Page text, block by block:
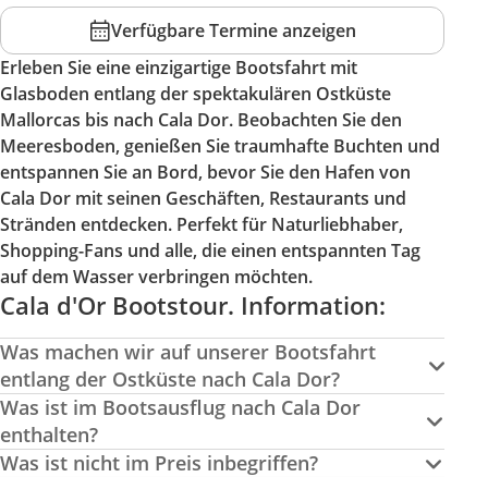
Verfügbare Termine anzeigen
Erleben Sie eine einzigartige Bootsfahrt mit
Glasboden entlang der spektakulären Ostküste
Mallorcas bis nach Cala Dor. Beobachten Sie den
Meeresboden, genießen Sie traumhafte Buchten und
entspannen Sie an Bord, bevor Sie den Hafen von
Cala Dor mit seinen Geschäften, Restaurants und
Stränden entdecken. Perfekt für Naturliebhaber,
Shopping-Fans und alle, die einen entspannten Tag
auf dem Wasser verbringen möchten.
Cala d'Or Bootstour. Information:
Was machen wir auf unserer Bootsfahrt
entlang der Ostküste nach Cala Dor?
Was ist im Bootsausflug nach Cala Dor
enthalten?
Was ist nicht im Preis inbegriffen?